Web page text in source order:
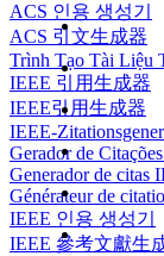
ACS 인용 생성기
ACS 引文生成器
Trình Tạo Tài Liệu
IEEE 引用生成器
IEEE引用生成器
IEEE-
Gerador de
Generador de citas
Générateur de
IEEE 인용 생성기
IEEE 參考文獻生